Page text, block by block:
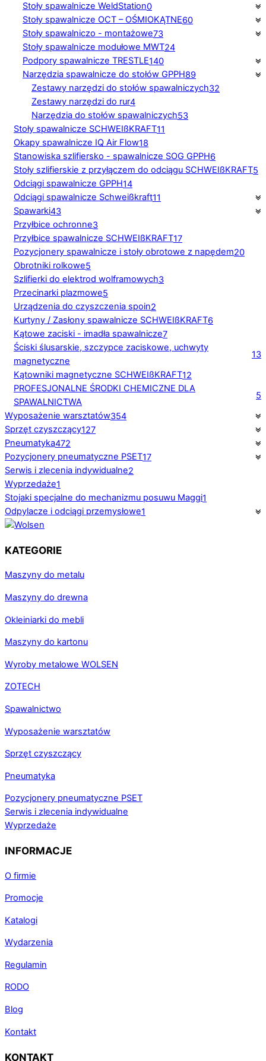
Stoły spawalnicze WeldStation0
Stoły spawalnicze OCT – OŚMIOKĄTNE60
Stoły spawalniczo - montażowe73
Stoły spawalnicze modułowe MWT24
Podpory spawalnicze TRESTLE140
Narzędzia spawalnicze do stołów GPPH89
Zestawy narzędzi do stołów spawalniczych32
Zestawy narzędzi do rur4
Narzędzia do stołów spawalniczych53
Stoły spawalnicze SCHWEIßKRAFT11
Okapy spawalnicze IQ Air Flow18
Stanowiska szlifiersko - spawalnicze SOG GPPH6
Stoły szlifierskie z przyłączem do odciągu SCHWEIßKRAFT5
Odciągi spawalnicze GPPH14
Odciągi spawalnicze Schweißkraft11
Spawarki43
Przyłbice ochronne3
Przyłbice spawalnicze SCHWEIßKRAFT17
Pozycjonery spawalnicze i stoły obrotowe z napędem20
Obrotniki rolkowe5
Szlifierki do elektrod wolframowych3
Przecinarki plazmowe5
Urządzenia do czyszczenia spoin2
Kurtyny / Zasłony spawalnicze SCHWEIßKRAFT6
Kątowe zaciski - imadła spawalnicze7
Ściski ślusarskie, szczypce zaciskowe, uchwyty
magnetyczne
13
Kątowniki magnetyczne SCHWEIßKRAFT12
PROFESJONALNE ŚRODKI CHEMICZNE DLA
SPAWALNICTWA
5
Wyposażenie warsztatów354
Sprzęt czyszczący127
Pneumatyka472
Pozycjonery pneumatyczne PSET17
Serwis i zlecenia indywidualne2
Wyprzedaże1
Stojaki specjalne do mechanizmu posuwu Maggi1
Odpylacze i odciągi przemysłowe1
KATEGORIE
Maszyny do metalu
Maszyny do drewna
Okleiniarki do mebli
Maszyny do kartonu
Wyroby metalowe WOLSEN
ZOTECH
Spawalnictwo
Wyposażenie warsztatów
Sprzęt czyszczący
Pneumatyka
Pozycjonery pneumatyczne PSET
Serwis i zlecenia indywidualne
Wyprzedaże
INFORMACJE
O firmie
Promocje
Katalogi
Wydarzenia
Regulamin
RODO
Blog
Kontakt
KONTAKT